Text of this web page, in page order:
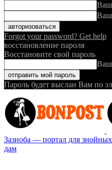
Ваш
Forgot your password? Get help
восстановление пароля
Восстановите свой пароль
Ваш
Пароль будет выслан Вам по
Зазноба — портал для
дам